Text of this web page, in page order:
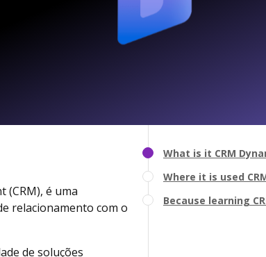
(CRM), é uma
relacionamento com o
de soluções
What is it CRM
Where it is used
Because learning